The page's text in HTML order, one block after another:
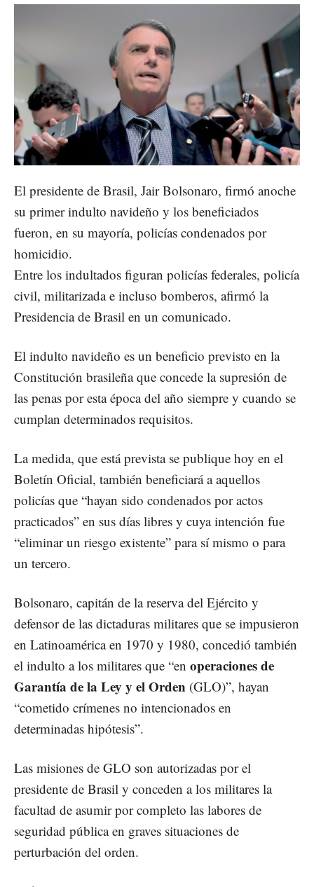
El presidente de Brasil, Jair Bolsonaro, firmó anoche
su primer indulto navideño y los beneficiados
fueron, en su mayoría, policías condenados por
homicidio.
Entre los indultados figuran policías federales, policía
civil, militarizada e incluso bomberos, afirmó la
Presidencia de Brasil en un comunicado.
El indulto navideño es un beneficio previsto en la
Constitución brasileña que concede la supresión de
las penas por esta época del año siempre y cuando se
cumplan determinados requisitos.
La medida, que está prevista se publique hoy en el
Boletín Oficial, también beneficiará a aquellos
policías que “hayan sido condenados por actos
practicados” en sus días libres y cuya intención fue
“eliminar un riesgo existente” para sí mismo o para
un tercero.
Bolsonaro, capitán de la reserva del Ejército y
defensor de las dictaduras militares que se impusieron
en Latinoamérica en 1970 y 1980, concedió también
el indulto a los militares que “en operaciones de
Garantía de la Ley y el Orden (GLO)”, hayan
“cometido crímenes no intencionados en
determinadas hipótesis”.
Las misiones de GLO son autorizadas por el
presidente de Brasil y conceden a los militares la
facultad de asumir por completo las labores de
seguridad pública en graves situaciones de
perturbación del orden.